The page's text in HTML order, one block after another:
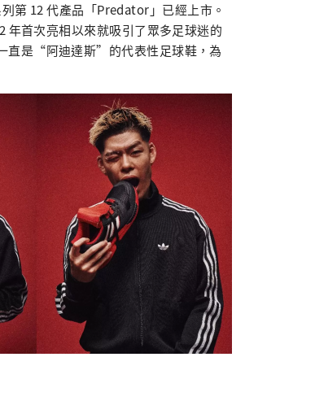
第 12 代產品「Predator」已經上市。
首次亮相以來就吸引了眾多足球迷的
直是“阿迪達斯”的代表性足球鞋，為